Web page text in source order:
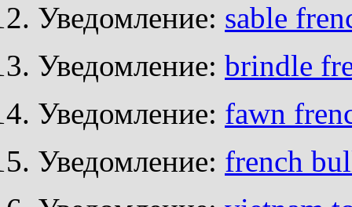
Уведомление: sable
Уведомление: brindle
Уведомление: fawn
Уведомление: french